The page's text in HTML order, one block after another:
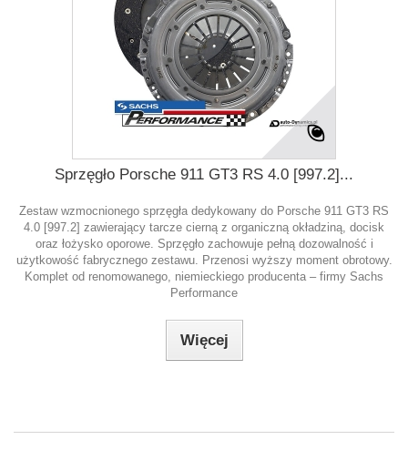
Sprzęgło Porsche 911 GT3 RS 4.0 [997.2]...
Zestaw wzmocnionego sprzęgła dedykowany do Porsche 911 GT3 RS
4.0 [997.2] zawierający tarcze cierną z organiczną okładziną, docisk
oraz łożysko oporowe. Sprzęgło zachowuje pełną dozowalność i
użytkowość fabrycznego zestawu. Przenosi wyższy moment obrotowy.
Komplet od renomowanego, niemieckiego producenta – firmy Sachs
Performance
Więcej